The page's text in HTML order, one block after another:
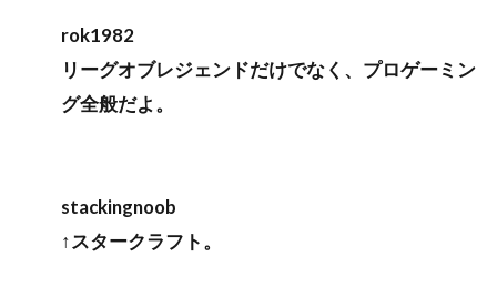
rok1982
リーグオブレジェンドだけでなく、プロゲーミン
グ全般だよ。
stackingnoob
↑スタークラフト。